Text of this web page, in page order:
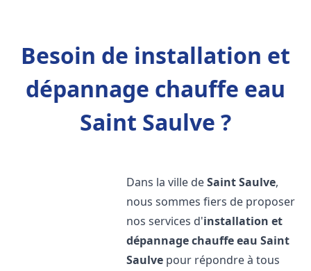
Besoin de installation et
dépannage chauffe eau
Saint Saulve ?
Dans la ville deSaint Saulve,
nous sommes fiers de proposer
nos services d'installation et
dépannage chauffe eau Saint
Saulve pour répondre à tous